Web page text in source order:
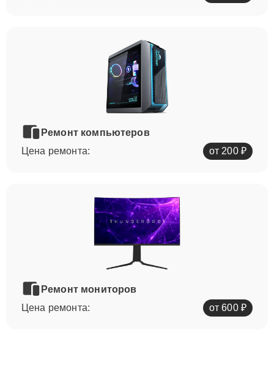
Ремонт компьютеров
Цена ремонта:
от 200 ₽
Ремонт мониторов
Цена ремонта:
от 600 ₽